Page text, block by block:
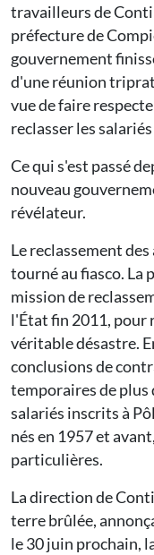
travailleurs de
préfecture de
gouvernement
d'une réunion
vue de faire
reclasser les
Ce qui s'est passé
nouveau
révélateur.
Le reclassement
tourné au fiasco. La
mission de
l'État fin 2011, pour
véritable désastre.
conclusions de
temporaires de plus
salariés inscrits à
nés en 1957 et
particulières.
La direction de
terre brûlée,
le 30 juin prochain,